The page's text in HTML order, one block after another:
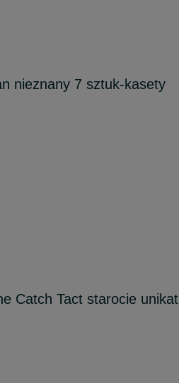
nieznany 7 sztuk-kasety
Catch Tact starocie unikat